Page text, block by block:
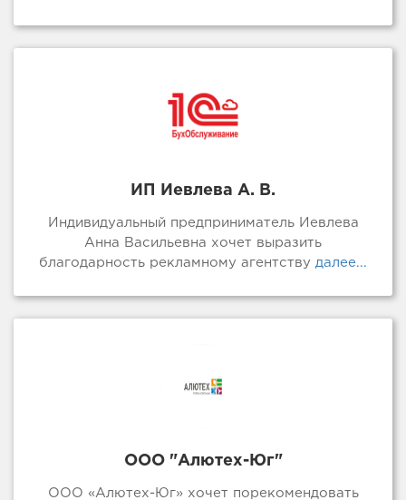
ИП Иевлева А. В.
Индивидуальный предприниматель Иевлева
Анна Васильевна хочет выразить
благодарность рекламному агентству далее...
ООО "Алютех-Юг"
ООО «Алютех-Юг» хочет порекомендовать